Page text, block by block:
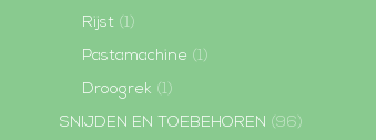
Rijst (1)
Pastamachine (1)
Droogrek (1)
SNIJDEN EN TOEBEHOREN (96)